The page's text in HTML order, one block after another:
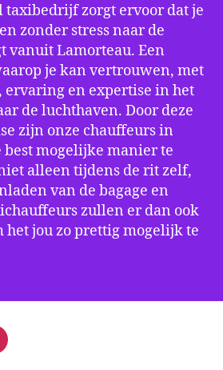
taxibedrijf zorgt ervoor dat je
zonder stress naar de
vanuit Lamorteau. Een
je kan vertrouwen, met
ervaring en expertise in het
de luchthaven. Door deze
zijn onze chauffeurs in
best mogelijke manier te
alleen tijdens de rit zelf,
van de bagage en
zullen er dan ook
het jou zo prettig mogelijk te